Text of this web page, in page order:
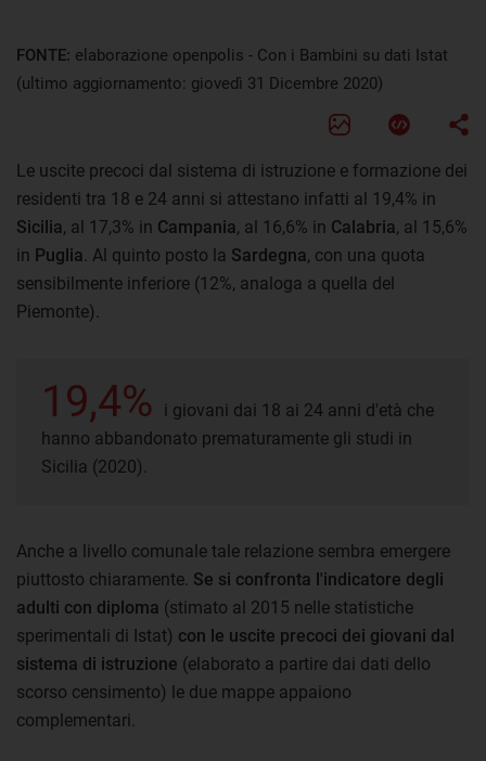
FONTE: elaborazione openpolis - Con i Bambini su dati Istat
(ultimo aggiornamento: giovedì 31 Dicembre 2020)
Le uscite precoci dal sistema di istruzione e formazione dei
residenti tra 18 e 24 anni si attestano infatti al 19,4% in
Sicilia, al 17,3% in Campania, al 16,6% in Calabria, al 15,6%
in Puglia. Al quinto posto la Sardegna, con una quota
sensibilmente inferiore (12%, analoga a quella del
Piemonte).
19,4%
i giovani dai 18 ai 24 anni d'età che
hanno abbandonato prematuramente gli studi in
Sicilia (2020).
Anche a livello comunale tale relazione sembra emergere
piuttosto chiaramente. Se si confronta l'indicatore degli
adulti con diploma (stimato al 2015 nelle statistiche
sperimentali di Istat) con le uscite precoci dei giovani dal
sistema di istruzione (elaborato a partire dai dati dello
scorso censimento) le due mappe appaiono
complementari.